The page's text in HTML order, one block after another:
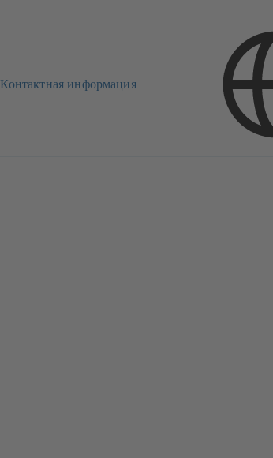
Контактная информация